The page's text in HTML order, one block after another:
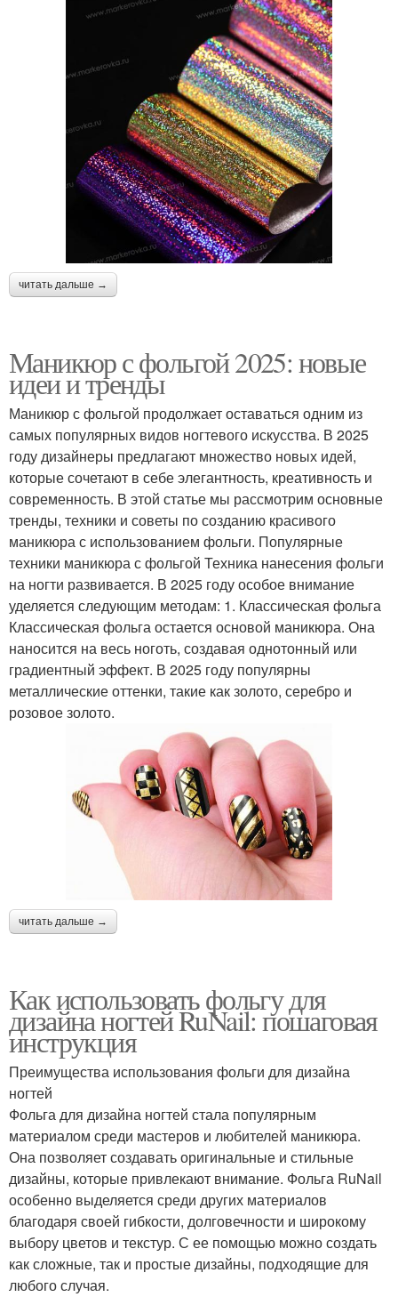
читать дальше →
Маникюр с фольгой 2025: новые
идеи и тренды
Маникюр с фольгой продолжает оставаться одним из
самых популярных видов ногтевого искусства. В 2025
году дизайнеры предлагают множество новых идей,
которые сочетают в себе элегантность, креативность и
современность. В этой статье мы рассмотрим основные
тренды, техники и советы по созданию красивого
маникюра с использованием фольги. Популярные
техники маникюра с фольгой Техника нанесения фольги
на ногти развивается. В 2025 году особое внимание
уделяется следующим методам: 1. Классическая фольга
Классическая фольга остается основой маникюра. Она
наносится на весь ноготь, создавая однотонный или
градиентный эффект. В 2025 году популярны
металлические оттенки, такие как золото, серебро и
розовое золото.
читать дальше →
Как использовать фольгу для
дизайна ногтей RuNail: пошаговая
инструкция
Преимущества использования фольги для дизайна
ногтей
Фольга для дизайна ногтей стала популярным
материалом среди мастеров и любителей маникюра.
Она позволяет создавать оригинальные и стильные
дизайны, которые привлекают внимание. Фольга RuNail
особенно выделяется среди других материалов
благодаря своей гибкости, долговечности и широкому
выбору цветов и текстур. С ее помощью можно создать
как сложные, так и простые дизайны, подходящие для
любого случая.